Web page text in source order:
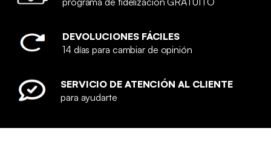
DEVOLUCIONES FÁCILES
14 días para cambiar de opinión
SERVICIO DE ATENCIÓN AL CLIENTE
para ayudarte